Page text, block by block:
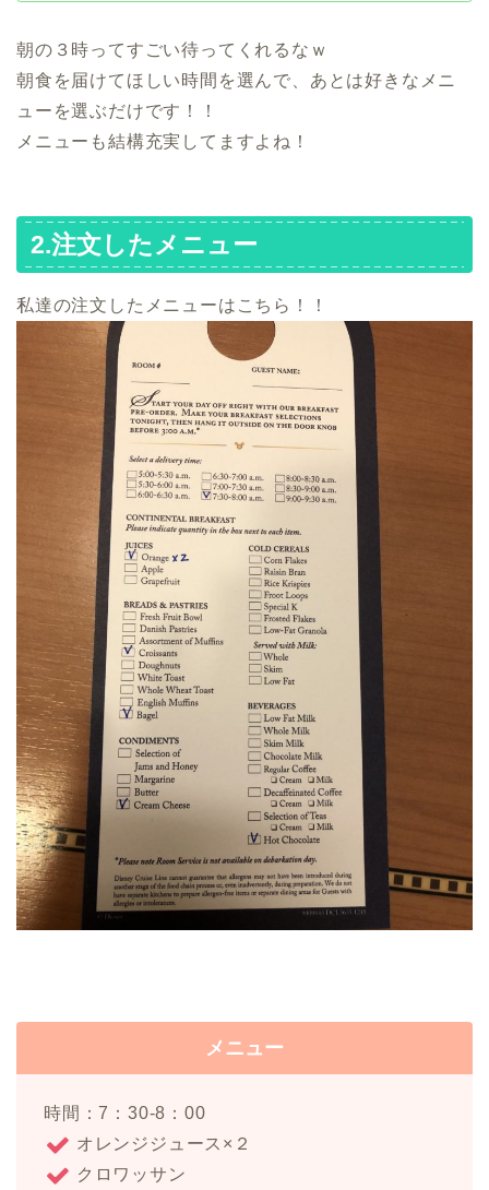
朝の３時ってすごい待ってくれるなｗ
朝食を届けてほしい時間を選んで、あとは好きなメニ
ューを選ぶだけです！！
メニューも結構充実してますよね！
2.注文したメニュー
私達の注文したメニューはこちら！！
メニュー
時間：7：30-8：00
オレンジジュース×２
クロワッサン